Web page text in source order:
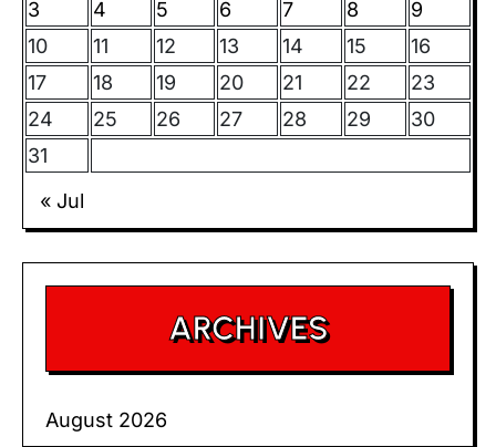
3 4 5 6 7 8
9
10
11 12 13 14 15
16
17
18 19 20 21 22
23
24
25 26 27 28 29
30
31
« Jul
ARCHIVES
August 2026